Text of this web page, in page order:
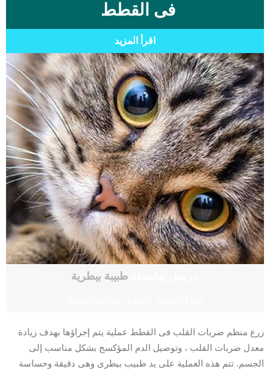
فى القطط
اقرأ المزيد
طبيبة بيطرية
زرع منظم ضربات القلب فى القطط عملية يتم إجراؤها بهدف زيادة
معدل ضربات القلب ، وتوصيل الدم المؤكسج بشكل مناسب إلى
الجسم. تتم هذه العملية على يد طبيب بيطرى وهى دقيقة وحساسة